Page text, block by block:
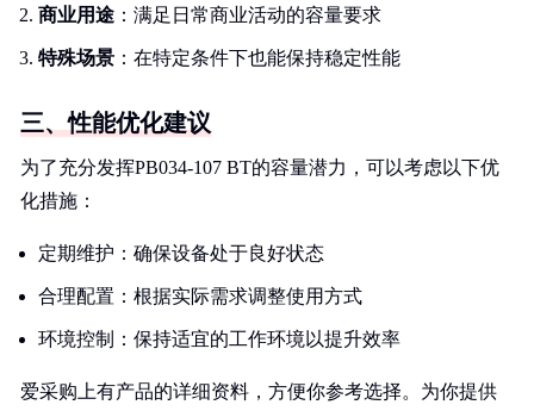
商业用途 ：满足日常商业活动的容量要求
特殊场景 ：在特定条件下也能保持稳定性能
三、性能优化建议
为了充分发挥PB034-107 BT的容量潜力，可以考虑以下优
化措施：
定期维护：确保设备处于良好状态
合理配置：根据实际需求调整使用方式
环境控制：保持适宜的工作环境以提升效率
爱采购上有产品的详细资料，方便你参考选择。为你提供